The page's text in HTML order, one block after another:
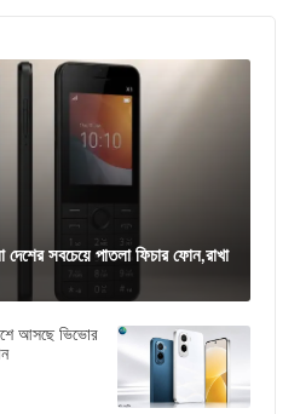
সবচেয়ে পাতলা ফিচার ফোন,রাখা
আসছে ভিভোর